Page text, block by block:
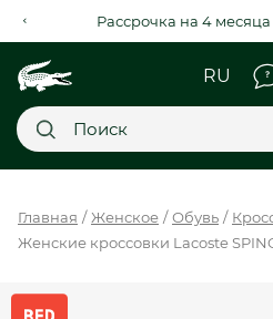
Рассрочка на 4
НОВИНКИ
Главная Женское Обувь
Женские кроссовки Lacoste